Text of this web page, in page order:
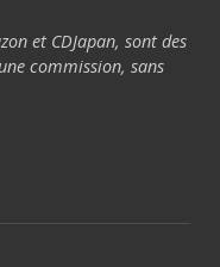
et CDJapan, sont des
commission, sans